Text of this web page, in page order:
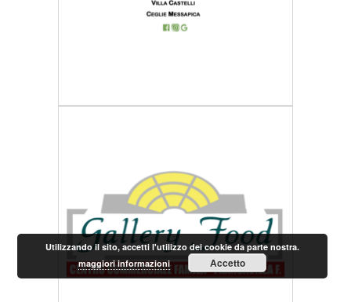
Utilizzando il sito, accetti l'utilizzo dei cookie da parte nostra.
maggiori informazioni
Accetto